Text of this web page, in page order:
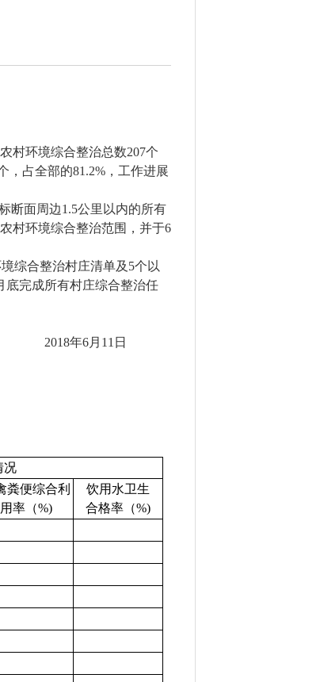
村环境综合整治总数207个
，占全部的81.2%，工作进展
断面周边1.5公里以内的所有
村环境综合整治范围，并于6
综合整治村庄清单及5个以
底完成所有村庄综合整治任
2018年6月 11 日
况
粪便综合利
用率（%)
饮用水卫生
合格率（%)